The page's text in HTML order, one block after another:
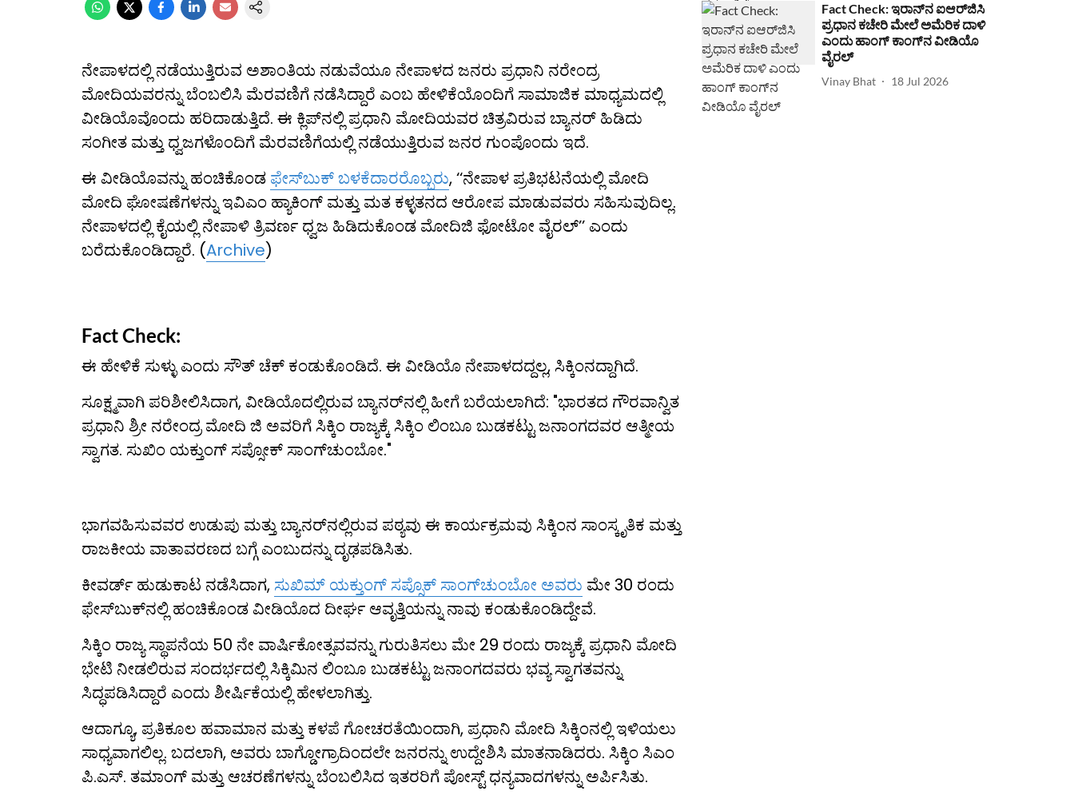
ನೇಪಾಳದಲ್ಲಿ ನಡೆಯುತ್ತಿರುವ ಅಶಾಂತಿಯ ನಡುವೆಯೂ ನೇಪಾಳದ ಜನರು ಪ್ರಧಾನಿ ನರೇಂದ್ರ
ಮೋದಿಯವರನ್ನು ಬೆಂಬಲಿಸಿ ಮೆರವಣಿಗೆ ನಡೆಸಿದ್ದಾರೆ ಎಂಬ ಹೇಳಿಕೆಯೊಂದಿಗೆ ಸಾಮಾಜಿಕ ಮಾಧ್ಯಮದಲ್ಲಿ
ವೀಡಿಯೊವೊಂದು ಹರಿದಾಡುತ್ತಿದೆ. ಈ ಕ್ಲಿಪ್‌ನಲ್ಲಿ ಪ್ರಧಾನಿ ಮೋದಿಯವರ ಚಿತ್ರವಿರುವ ಬ್ಯಾನರ್ ಹಿಡಿದು
ಸಂಗೀತ ಮತ್ತು ಧ್ವಜಗಳೊಂದಿಗೆ ಮೆರವಣಿಗೆಯಲ್ಲಿ ನಡೆಯುತ್ತಿರುವ ಜನರ ಗುಂಪೊಂದು ಇದೆ.
ಈ ವೀಡಿಯೊವನ್ನು ಹಂಚಿಕೊಂಡ ಫೇಸ್​ಬುಕ್ ಬಳಕೆದಾರರೊಬ್ಬರು, ‘‘ನೇಪಾಳ ಪ್ರತಿಭಟನೆಯಲ್ಲಿ ಮೋದಿ
ಮೋದಿ ಘೋಷಣೆಗಳನ್ನು ಇವಿಎಂ ಹ್ಯಾಕಿಂಗ್ ಮತ್ತು ಮತ ಕಳ್ಳತನದ ಆರೋಪ ಮಾಡುವವರು ಸಹಿಸುವುದಿಲ್ಲ.
ನೇಪಾಳದಲ್ಲಿ ಕೈಯಲ್ಲಿ ನೇಪಾಳಿ ತ್ರಿವರ್ಣ ಧ್ವಜ ಹಿಡಿದುಕೊಂಡ ಮೋದಿಜಿ ಫೋಟೋ ವೈರಲ್’’ ಎಂದು
ಬರೆದುಕೊಂಡಿದ್ದಾರೆ. (Archive)
Fact Check:
ಈ ಹೇಳಿಕೆ ಸುಳ್ಳು ಎಂದು ಸೌತ್ ಚೆಕ್ ಕಂಡುಕೊಂಡಿದೆ. ಈ ವೀಡಿಯೊ ನೇಪಾಳದದ್ದಲ್ಲ, ಸಿಕ್ಕಿಂನದ್ದಾಗಿದೆ.
ಸೂಕ್ಷ್ಮವಾಗಿ ಪರಿಶೀಲಿಸಿದಾಗ, ವೀಡಿಯೊದಲ್ಲಿರುವ ಬ್ಯಾನರ್‌ನಲ್ಲಿ ಹೀಗೆ ಬರೆಯಲಾಗಿದೆ: "ಭಾರತದ ಗೌರವಾನ್ವಿತ
ಪ್ರಧಾನಿ ಶ್ರೀ ನರೇಂದ್ರ ಮೋದಿ ಜಿ ಅವರಿಗೆ ಸಿಕ್ಕಿಂ ರಾಜ್ಯಕ್ಕೆ ಸಿಕ್ಕಿಂ ಲಿಂಬೂ ಬುಡಕಟ್ಟು ಜನಾಂಗದವರ ಆತ್ಮೀಯ
ಸ್ವಾಗತ. ಸುಖಿಂ ಯಕ್ತುಂಗ್ ಸಪ್ಸೋಕ್ ಸಾಂಗ್‌ಚುಂಬೋ."
ಭಾಗವಹಿಸುವವರ ಉಡುಪು ಮತ್ತು ಬ್ಯಾನರ್‌ನಲ್ಲಿರುವ ಪಠ್ಯವು ಈ ಕಾರ್ಯಕ್ರಮವು ಸಿಕ್ಕಿಂನ ಸಾಂಸ್ಕೃತಿಕ ಮತ್ತು
ರಾಜಕೀಯ ವಾತಾವರಣದ ಬಗ್ಗೆ ಎಂಬುದನ್ನು ದೃಢಪಡಿಸಿತು.
ಕೀವರ್ಡ್ ಹುಡುಕಾಟ ನಡೆಸಿದಾಗ, ಸುಖಿಮ್ ಯಕ್ತುಂಗ್ ಸಪ್ಸೊಕ್ ಸಾಂಗ್‌ಚುಂಬೋ ಅವರು ಮೇ 30 ರಂದು
ಫೇಸ್‌ಬುಕ್‌ನಲ್ಲಿ ಹಂಚಿಕೊಂಡ ವೀಡಿಯೊದ ದೀರ್ಘ ಆವೃತ್ತಿಯನ್ನು ನಾವು ಕಂಡುಕೊಂಡಿದ್ದೇವೆ.
ಸಿಕ್ಕಿಂ ರಾಜ್ಯ ಸ್ಥಾಪನೆಯ 50 ನೇ ವಾರ್ಷಿಕೋತ್ಸವವನ್ನು ಗುರುತಿಸಲು ಮೇ 29 ರಂದು ರಾಜ್ಯಕ್ಕೆ ಪ್ರಧಾನಿ ಮೋದಿ
ಭೇಟಿ ನೀಡಲಿರುವ ಸಂದರ್ಭದಲ್ಲಿ ಸಿಕ್ಕಿಮಿನ ಲಿಂಬೂ ಬುಡಕಟ್ಟು ಜನಾಂಗದವರು ಭವ್ಯ ಸ್ವಾಗತವನ್ನು
ಸಿದ್ಧಪಡಿಸಿದ್ದಾರೆ ಎಂದು ಶೀರ್ಷಿಕೆಯಲ್ಲಿ ಹೇಳಲಾಗಿತ್ತು.
ಆದಾಗ್ಯೂ, ಪ್ರತಿಕೂಲ ಹವಾಮಾನ ಮತ್ತು ಕಳಪೆ ಗೋಚರತೆಯಿಂದಾಗಿ, ಪ್ರಧಾನಿ ಮೋದಿ ಸಿಕ್ಕಿಂನಲ್ಲಿ ಇಳಿಯಲು
ಸಾಧ್ಯವಾಗಲಿಲ್ಲ. ಬದಲಾಗಿ, ಅವರು ಬಾಗ್ಡೋಗ್ರಾದಿಂದಲೇ ಜನರನ್ನು ಉದ್ದೇಶಿಸಿ ಮಾತನಾಡಿದರು. ಸಿಕ್ಕಿಂ ಸಿಎಂ
ಪಿ.ಎಸ್. ತಮಾಂಗ್ ಮತ್ತು ಆಚರಣೆಗಳನ್ನು ಬೆಂಬಲಿಸಿದ ಇತರರಿಗೆ ಪೋಸ್ಟ್ ಧನ್ಯವಾದಗಳನ್ನು ಅರ್ಪಿಸಿತು.
Fact Check: ಇರಾನ್‌ನ ಐಆರ್‌ಜಿಸಿ
ಪ್ರಧಾನ ಕಚೇರಿ ಮೇಲೆ ಅಮೆರಿಕ ದಾಳಿ
ಎಂದು ಹಾಂಗ್ ಕಾಂಗ್​ನ ವೀಡಿಯೊ
ವೈರಲ್
Vinay Bhat 18 Jul 2026